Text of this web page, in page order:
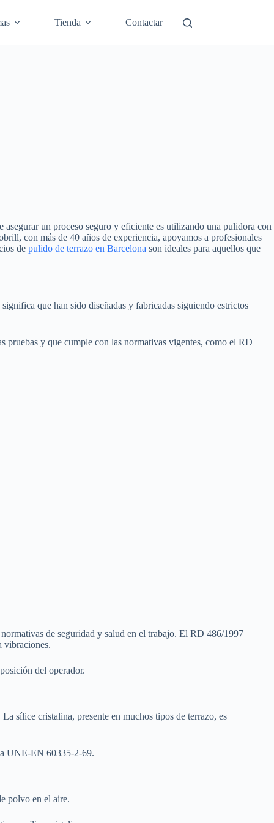
Tienda Contactar
un proceso seguro y eficiente es utilizando una pulidora con
con más de 40 años de experiencia, apoyamos a profesionales
de pulido de terrazo en Barcelona son ideales para aquellos que
que han sido diseñadas y fabricadas siguiendo estrictos
pruebas y que cumple con las normativas vigentes, como el RD
de seguridad y salud en el trabajo. El RD 486/1997
vibraciones.
del operador.
sílice cristalina, presente en muchos tipos de terrazo, es
UNE-EN 60335-2-69.
polvo en el aire.